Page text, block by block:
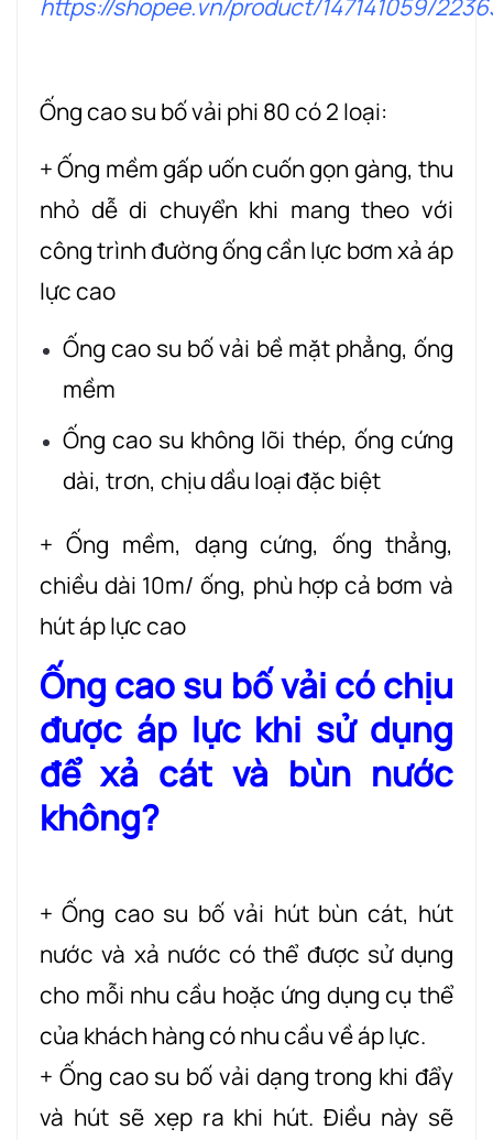
Ống cao su bố vải phi 80 có 2 loại:
+ Ống mềm gấp uốn cuốn gọn gàng, thu
nhỏ dễ di chuyển khi mang theo với
công trình đường ống cần lực bơm xả áp
lực cao
Ống cao su bố vải bề mặt phẳng, ống
mềm
Ống cao su không lõi thép, ống cứng
dài, trơn, chịu dầu loại đặc biệt
+ Ống mềm, dạng cứng, ống thẳng,
chiều dài 10m/ ống, phù hợp cả bơm và
hút áp lực cao
Ống cao su bố vải có chịu
được áp lực khi sử dụng
để xả cát và bùn nước
không?
+ Ống cao su bố vải hút bùn cát, hút
nước và xả nước có thể được sử dụng
cho mỗi nhu cầu hoặc ứng dụng cụ thể
của khách hàng có nhu cầu về áp lực.
+ Ống cao su bố vải dạng trong khi đẩy
và hút sẽ xẹp ra khi hút. Điều này sẽ